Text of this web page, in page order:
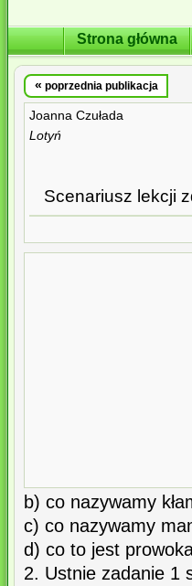
Strona główna
« poprzednia publikacja
Joanna Czułada
Lotyń
Scenariusz lekcji
b) co nazywamy
c) co nazywamy
d) co to jest
2. Ustnie zadanie 1